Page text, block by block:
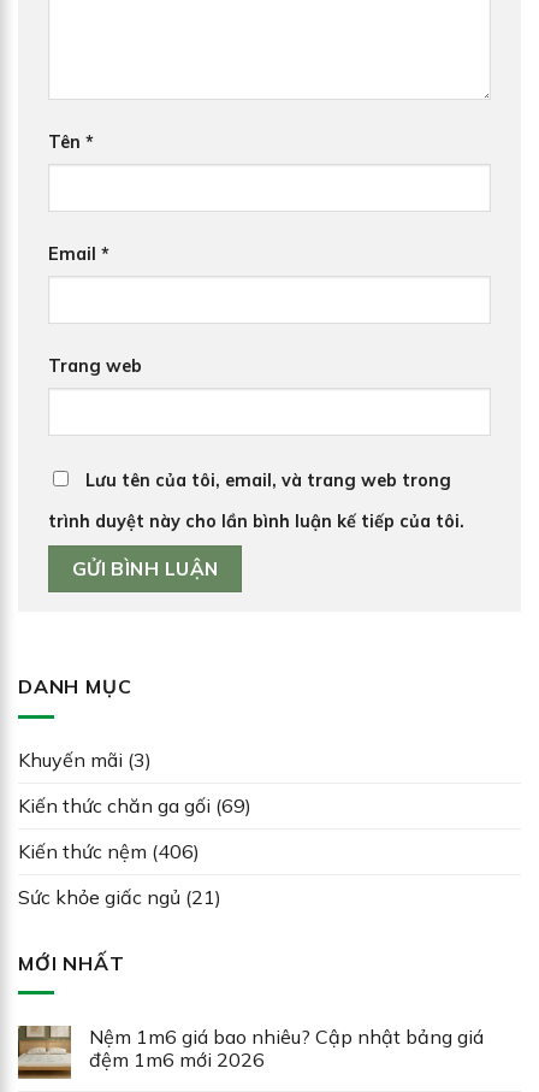
Tên *
Email *
Trang web
Lưu tên của tôi, email, và trang web trong
trình duyệt này cho lần bình luận kế tiếp của tôi.
DANH MỤC
Khuyến mãi (3)
Kiến thức chăn ga gối (69)
Kiến thức nệm (406)
Sức khỏe giấc ngủ (21)
MỚI NHẤT
Nệm 1m6 giá bao nhiêu? Cập nhật bảng giá
đệm 1m6 mới 2026